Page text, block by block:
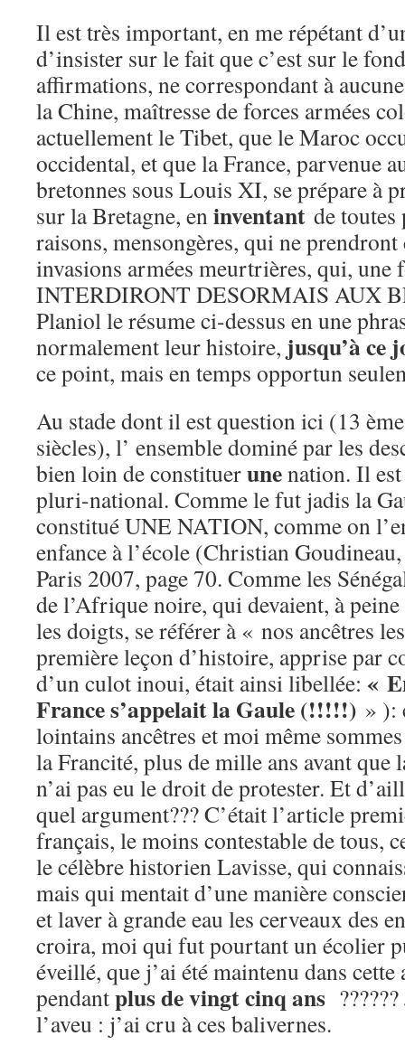
Il est très important, en me répétant
d’insister sur le fait que c’est sur le
affirmations, ne correspondant à
la Chine, maîtresse de forces armées
actuellement le Tibet, que le Maroc
occidental, et que la France, parvenue
bretonnes sous Louis XI, se prépare à
sur la Bretagne, eninventant de toutes
raisons, mensongères, qui ne
invasions armées meurtrières, qui,
INTERDIRONT DESORMAIS AUX
Planiol le résume ci-dessus en une
normalement leur histoire, jusqu’à ce
ce point, mais en temps opportun
Au stade dont il est question ici (13
siècles), l’ ensemble dominé par les
bien loin de constituerunenation. Il
pluri-national. Comme le fut jadis la
constitué UNE NATION, comme on
enfance à l’école (Christian
Paris 2007, page 70. Comme les
de l’Afrique noire, qui devaient, à
les doigts, se référer à « nos ancêtres
première leçon d’histoire, apprise par
d’un culot inoui, était ainsi libellée: «
France s’appelait la Gaule (!!!!!) » ):
lointains ancêtres et moi même
la Francité, plus de mille ans avant que
n’ai pas eu le droit de protester. Et
quel argument??? C’était l’article
français, le moins contestable de tous,
le célèbre historien Lavisse, qui
mais qui mentait d’une manière
et laver à grande eau les cerveaux des
croira, moi qui fut pourtant un écolier
éveillé, que j’ai été maintenu dans cette
pendantplus de vingt cinq ans
l’aveu : j’ai cru à ces balivernes.